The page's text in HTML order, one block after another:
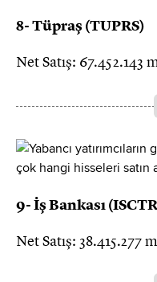
8- Tüpraş (TUPRS)
Net Satış: 67.452.143
9- İş Bankası
Net Satış: 38.415.277